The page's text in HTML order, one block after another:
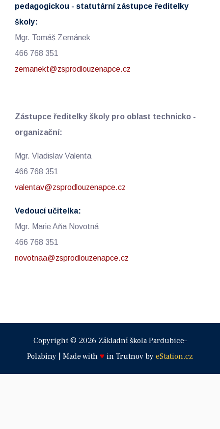
pedagogickou - statutární zástupce ředitelky
školy:
Mgr. Tomáš Zemánek
466 768 351
zemanekt@zsprodlouzenapce.cz
Zástupce ředitelky školy pro oblast technicko -
organizační:
Mgr. Vladislav Valenta
466 768 351
valentav@zsprodlouzenapce.cz
Vedoucí učitelka:
Mgr. Marie Aňa Novotná
466 768 351
novotnaa@zsprodlouzenapce.cz
Copyright © 2026 Základní škola Pardubice–
Polabiny | Made with ♥ in Trutnov by eStation.cz